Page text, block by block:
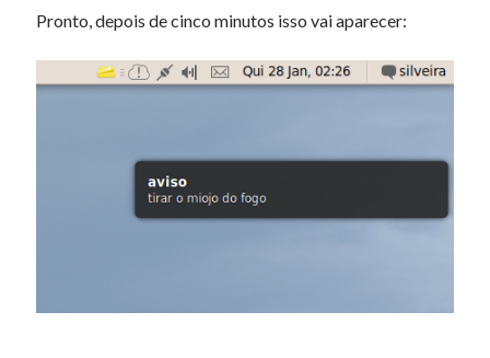
Pronto, depois de cinco minutos isso vai aparecer: